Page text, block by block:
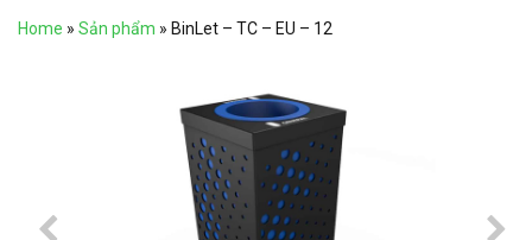
Home » Sản phẩm » BinLet – TC – EU – 12